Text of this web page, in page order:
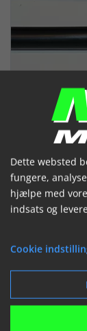
(044352)

Dette websted
fungere,
hjælpe med
indsats og
Cookie